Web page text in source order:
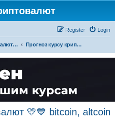
Login
Register
Форум криптовалют українською Прогноз курсу криптовалют 💛💙 bitcoin, altcoin 📈
💛💙 bitcoin, altcoin